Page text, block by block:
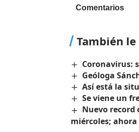
Comentarios
También
Coronavirus:
Geóloga
Así está la
Se viene un
Nuevo record
miércoles; ahora